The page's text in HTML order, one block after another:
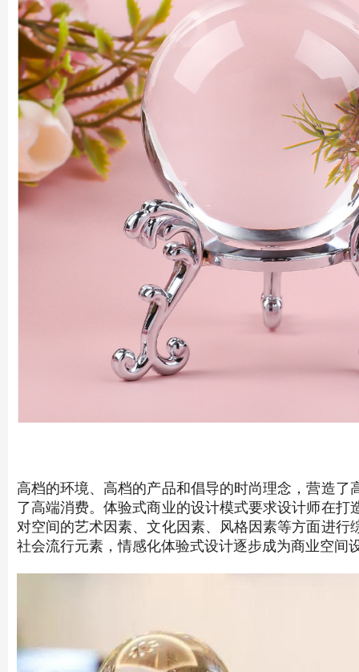
高档的环境、高档的产品和倡导的时尚理念，营造了
了高端消费。体验式商业的设计模式要求设计师在打
对空间的艺术因素、文化因素、风格因素等方面进行
社会流行元素，情感化体验式设计逐步成为商业空间